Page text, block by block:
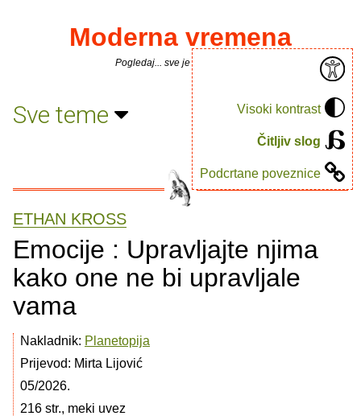
Visoki kontrast
Čitljiv slog
Podcrtane poveznice
Moderna vremena
Pogledaj... sve je puno knjiga.
Sve teme
ETHAN KROSS
Emocije : Upravljajte njima
kako one ne bi upravljale
vama
Nakladnik: Planetopija
Prijevod: Mirta Lijović
05/2026.
216 str., meki uvez